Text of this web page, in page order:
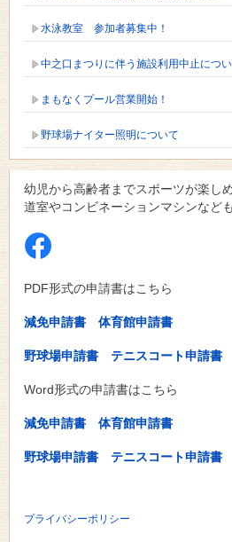
水泳教室 参加者募集中！
中之口まつりに伴う施設利用中止につ
まもなくプール営業開始！
野球場ナイター照明について
幼児から高齢者までスポーツが楽し
道室やコンビネーションマシンなど
PDF形式の申請書はこちら
減免申請書 体育館申請書
野球場申請書 テニスコート申請書
Word形式の申請書はこちら
減免申請書 体育館申請書
野球場申請書 テニスコート申請書
プライバシーポリシー